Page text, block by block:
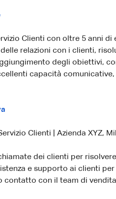
Clienti con oltre 5 anni
relazioni con i clienti,
degli obiettivi,
capacità
Clienti | Azienda XYZ,
dei clienti per
e supporto ai clienti
contatto con il team di